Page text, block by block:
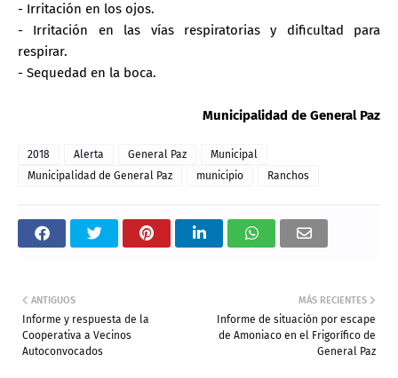
- Irritación en los ojos.
- Irritación en las vías respiratorias y dificultad para
respirar.
- Sequedad en la boca.
Municipalidad de General Paz
2018 Alerta General Paz
Municipal
Municipalidad de General Paz
municipio Ranchos
MÁS RECIENTES
Informe de situación por escape
de Amoniaco en el Frigorífico de
General Paz
ANTIGUOS
Informe y respuesta de la
Cooperativa a Vecinos
Autoconvocados